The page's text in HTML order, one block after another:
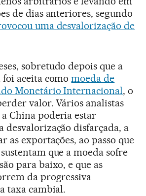
de dias anteriores, segundo
uma desvalorização de
sobretudo depois que a
foi aceita comomoeda de
Monetário Internacional, o
valor. Vários analistas
China poderia estar
desvalorização disfarçada, a
as exportações, ao passo que
que a moeda sofre
para baixo, e que as
da progressiva
taxa cambial.